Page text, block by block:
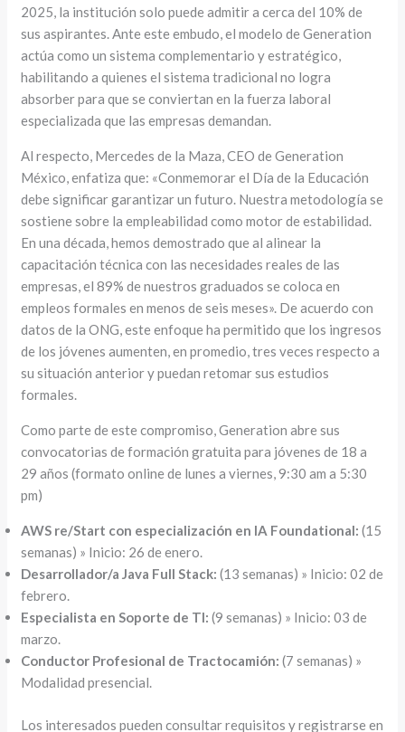
2025, la institución solo puede admitir a cerca del 10% de
sus aspirantes. Ante este embudo, el modelo de Generation
actúa como un sistema complementario y estratégico,
habilitando a quienes el sistema tradicional no logra
absorber para que se conviertan en la fuerza laboral
especializada que las empresas demandan.
Al respecto, Mercedes de la Maza, CEO de Generation
México, enfatiza que: «Conmemorar el Día de la Educación
debe significar garantizar un futuro. Nuestra metodología se
sostiene sobre la empleabilidad como motor de estabilidad.
En una década, hemos demostrado que al alinear la
capacitación técnica con las necesidades reales de las
empresas, el 89% de nuestros graduados se coloca en
empleos formales en menos de seis meses». De acuerdo con
datos de la ONG, este enfoque ha permitido que los ingresos
de los jóvenes aumenten, en promedio, tres veces respecto a
su situación anterior y puedan retomar sus estudios
formales.
Como parte de este compromiso, Generation abre sus
convocatorias de formación gratuita para jóvenes de 18 a
29 años (formato online de lunes a viernes, 9:30 am a 5:30
pm)
AWS re/Start con especialización en IA Foundational: (15
semanas) » Inicio: 26 de enero.
Desarrollador/a Java Full Stack: (13 semanas) » Inicio: 02 de
febrero.
Especialista en Soporte de TI: (9 semanas) » Inicio: 03 de
marzo.
Conductor Profesional de Tractocamión: (7 semanas) »
Modalidad presencial.
Los interesados pueden consultar requisitos y registrarse en